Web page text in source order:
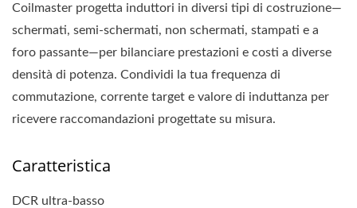
Coilmaster progetta induttori in diversi tipi di costruzione—
schermati, semi-schermati, non schermati, stampati e a
foro passante—per bilanciare prestazioni e costi a diverse
densità di potenza. Condividi la tua frequenza di
commutazione, corrente target e valore di induttanza per
ricevere raccomandazioni progettate su misura.
Caratteristica
DCR ultra-basso